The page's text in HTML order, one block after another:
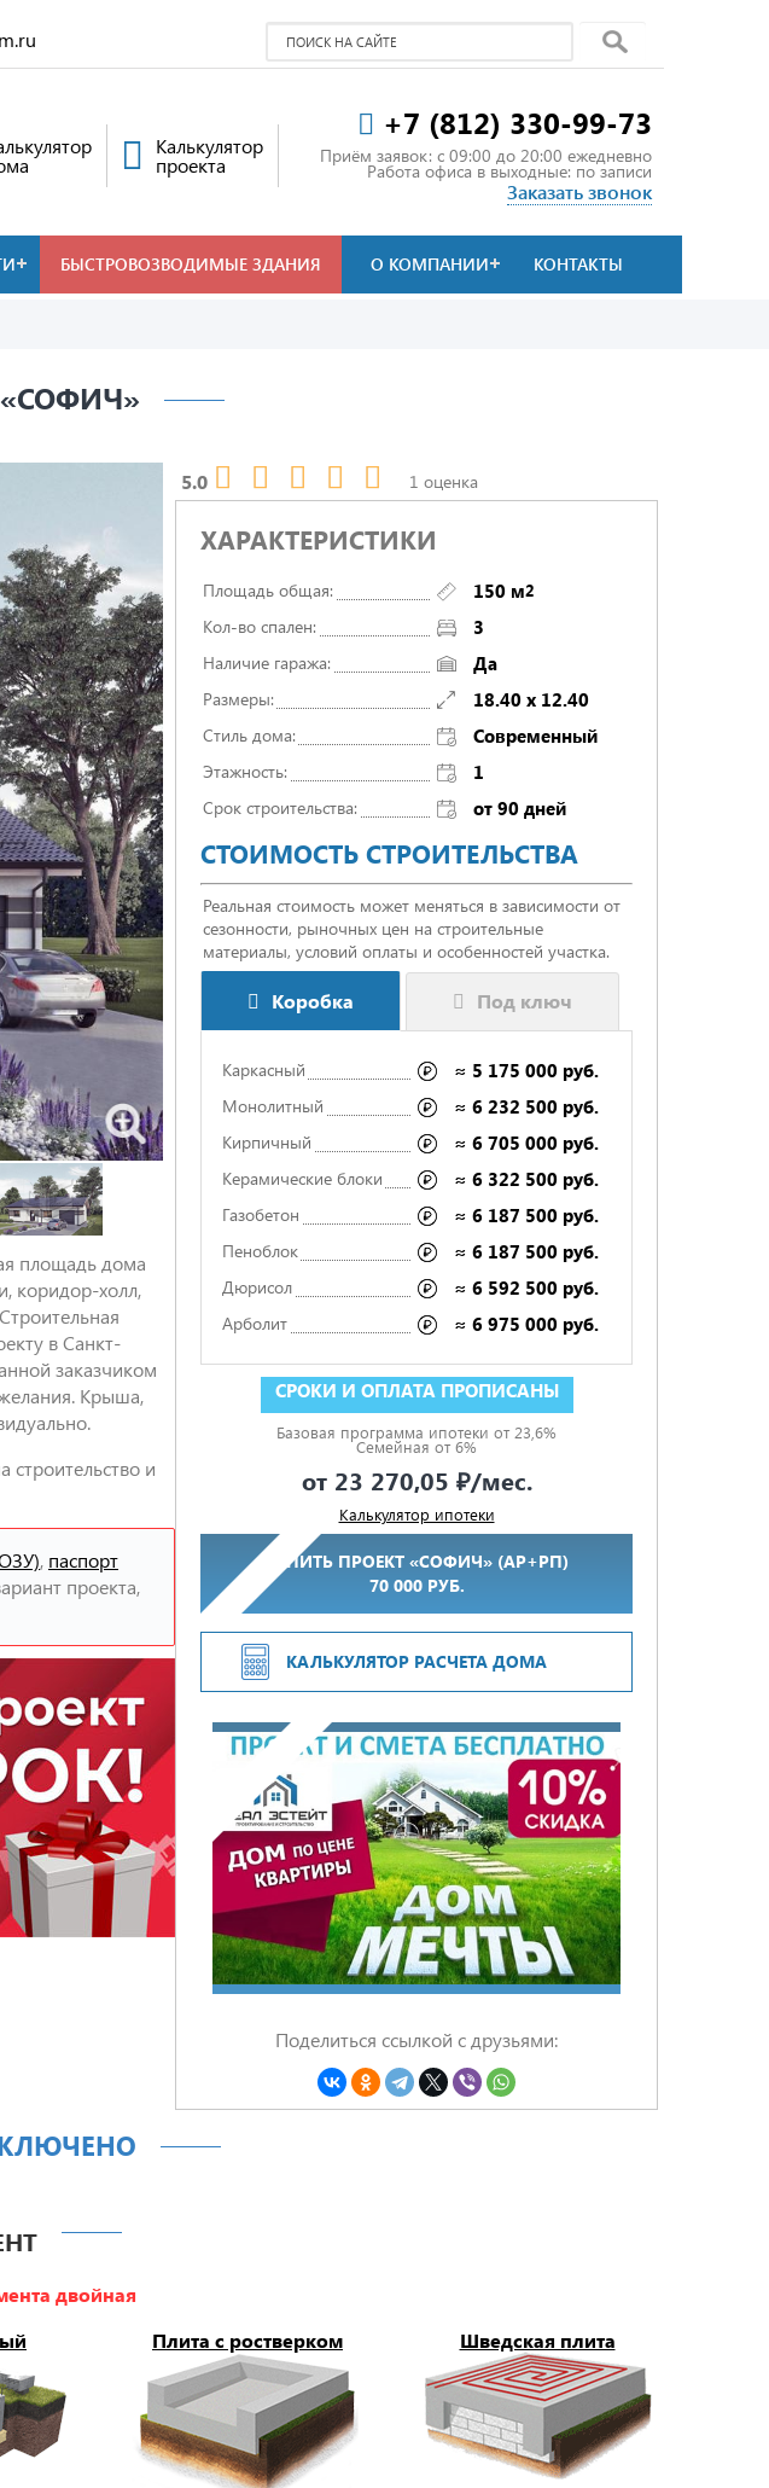
+7 (812) 330-99-73
Приём заявок: c 09:00 до 20:00 ежедневно
Работа офиса в выходные: по записи
Заказать звонок
Калькулятор
проекта
БЫСТРОВОЗВОДИМЫЕ ЗДАНИЯ О КОМПАНИИ КОНТАКТЫ
5.0 1 оценка
площадь дома
коридор-холл,
в Санкт-
заказчиком
Крыша,
и
, паспорт
проекта,
ХАРАКТЕРИСТИКИ
Площадь общая: 150 м2
Кол-во спален: 3
Наличие гаража: Да
Размеры: 18.40 x 12.40
Стиль дома: Cовременный
Этажность: 1
Срок строительства: от 90 дней
СТОИМОСТЬ СТРОИТЕЛЬСТВА
Реальная стоимость может меняться в зависимости от
сезонности, рыночных цен на строительные
материалы, условий оплаты и особенностей участка.
Коробка Под ключ
Каркасный ≈ 5 175 000 руб.
Монолитный ≈ 6 232 500 руб.
Кирпичный ≈ 6 705 000 руб.
Керамические блоки ≈ 6 322 500 руб.
Газобетон ≈ 6 187 500 руб.
Пеноблок ≈ 6 187 500 руб.
Дюрисол ≈ 6 592 500 руб.
Арболит ≈ 6 975 000 руб.
СРОКИ И ОПЛАТА ПРОПИСАНЫ
ФИКСИРОВАННАЯ СТОИМОСТЬ В СМЕТЕ
ГАРАНТИЯ 5 ЛЕТ ПО ДОГОВОРУ
Базовая программа ипотеки от 23,6%
Семейная от 6%
от 23 270,05 ₽/мес.
Калькулятор ипотеки
КУПИТЬ ПРОЕКТ «СОФИЧ» (АР+РП)
70 000 РУБ.
КАЛЬКУЛЯТОР РАСЧЕТА ДОМА
Поделиться ссылкой с друзьями:
двойная
Плита с ростверком Шведская плита